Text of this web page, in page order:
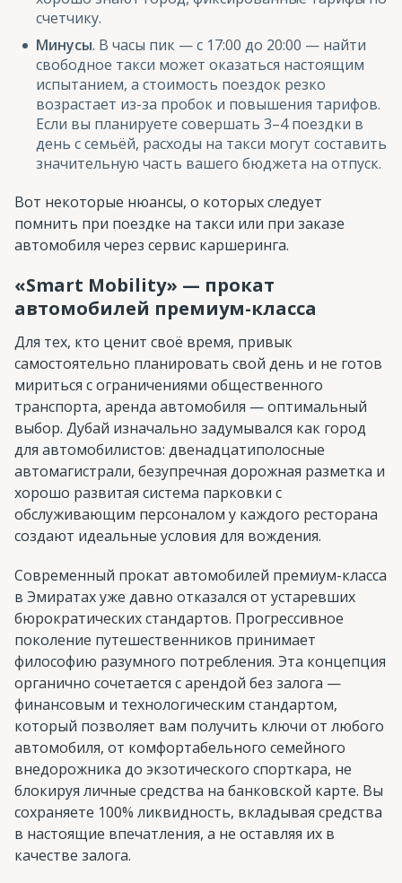
счетчику.
Минусы. В часы пик — с 17:00 до 20:00 — найти
свободное такси может оказаться настоящим
испытанием, а стоимость поездок резко
возрастает из-за пробок и повышения тарифов.
Если вы планируете совершать 3–4 поездки в
день с семьёй, расходы на такси могут составить
значительную часть вашего бюджета на отпуск.
Вот некоторые нюансы, о которых следует
помнить при поездке на такси или при заказе
автомобиля через сервис каршеринга.
«Smart Mobility» — прокат
автомобилей премиум-класса
Для тех, кто ценит своё время, привык
самостоятельно планировать свой день и не готов
мириться с ограничениями общественного
транспорта, аренда автомобиля — оптимальный
выбор. Дубай изначально задумывался как город
для автомобилистов: двенадцатиполосные
автомагистрали, безупречная дорожная разметка и
хорошо развитая система парковки с
обслуживающим персоналом у каждого ресторана
создают идеальные условия для вождения.
Современный прокат автомобилей премиум-класса
в Эмиратах уже давно отказался от устаревших
бюрократических стандартов. Прогрессивное
поколение путешественников принимает
философию разумного потребления. Эта концепция
органично сочетается с арендой без залога —
финансовым и технологическим стандартом,
который позволяет вам получить ключи от любого
автомобиля, от комфортабельного семейного
внедорожника до экзотического спорткара, не
блокируя личные средства на банковской карте. Вы
сохраняете 100% ликвидность, вкладывая средства
в настоящие впечатления, а не оставляя их в
качестве залога.